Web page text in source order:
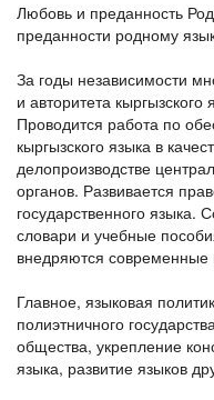
Любовь и преданность
преданности родному
За годы независимости
и авторитета кыргызского
Проводится работа по
кыргызского языка в
делопроизводстве
органов. Развивается
государственного языка.
словари и учебные
внедряются современные
Главное, языковая
полиэтничного
общества, укрепление
языка, развитие языков